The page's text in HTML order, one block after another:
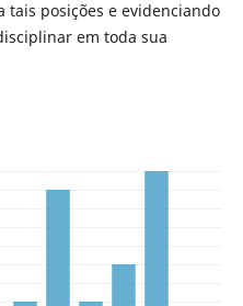
posições e evidenciando
em toda sua